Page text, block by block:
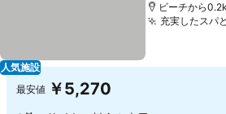
人気施設
ビーチから
充実したスパ
最安値 ￥5,270